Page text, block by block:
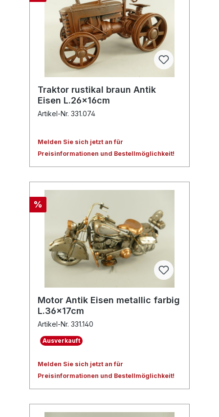
Traktor rustikal braun Antik
Eisen L.26x16cm
Artikel-Nr. 331.074
Melden Sie sich jetzt an für
Preisinformationen und Bestellmöglichkeit!
%
Motor Antik Eisen metallic farbig
L.36x17cm
Artikel-Nr. 331.140
Ausverkauft
Melden Sie sich jetzt an für
Preisinformationen und Bestellmöglichkeit!